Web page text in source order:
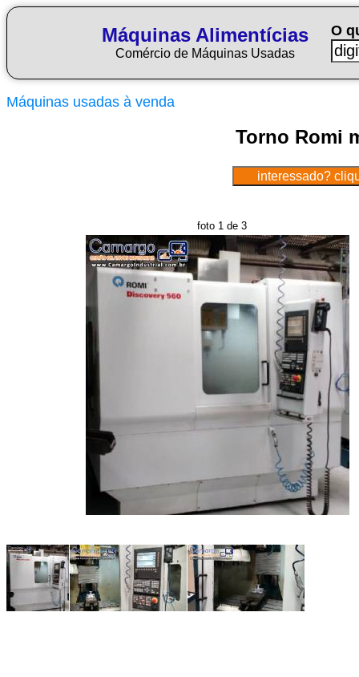
Máquinas Alimentícias
Comércio de Máquinas Usadas
O
Máquinas usadas à venda
Torno Romi
foto 1 de 3